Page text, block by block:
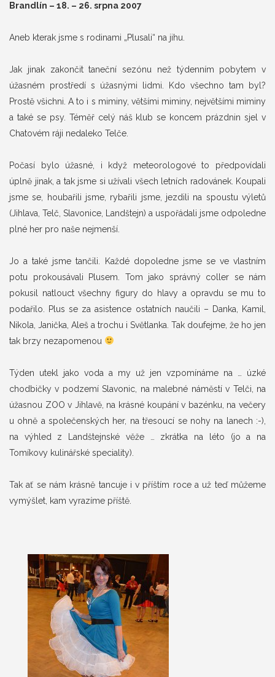
Brandlín – 18. – 26. srpna 2007
Aneb kterak jsme s rodinami „Plusali“ na jihu.
Jak jinak zakončit taneční sezónu než týdenním pobytem v
úžasném prostředí s úžasnými lidmi. Kdo všechno tam byl?
Prostě všichni. A to i s miminy, většími miminy, největšími miminy
a také se psy. Téměř celý náš klub se koncem prázdnin sjel v
Chatovém ráji nedaleko Telče.
Počasí bylo úžasné, i když meteorologové to předpovídali
úplně jinak, a tak jsme si užívali všech letních radovánek. Koupali
jsme se, houbařili jsme, rybařili jsme, jezdili na spoustu výletů
(Jihlava, Telč, Slavonice, Landštejn) a uspořádali jsme odpoledne
plné her pro naše nejmenší.
Jo a také jsme tančili. Každé dopoledne jsme se ve vlastním
potu prokousávali Plusem. Tom jako správný coller se nám
pokusil natlouct všechny figury do hlavy a opravdu se mu to
podařilo. Plus se za asistence ostatních naučili – Danka, Kamil,
Nikola, Janička, Aleš a trochu i Světlanka. Tak doufejme, že ho jen
tak brzy nezapomenou
Týden utekl jako voda a my už jen vzpomínáme na … úzké
chodbičky v podzemí Slavonic, na malebné náměstí v Telči, na
úžasnou ZOO v Jihlavě, na krásné koupání v bazénku, na večery
u ohně a společenských her, na třesoucí se nohy na lanech :-),
na výhled z Landštejnské věže … zkrátka na léto (jo a na
Tomíkovy kulinářské speciality).
Tak ať se nám krásně tancuje i v příštím roce a už teď můžeme
vymýšlet, kam vyrazíme příště.